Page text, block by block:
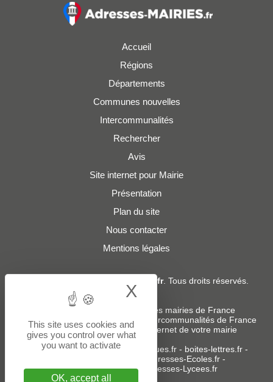
Accueil
Régions
Départements
Communes nouvelles
Intercommunalités
Rechercher
Avis
Site internet pour Mairie
Présentation
Plan du site
Nous contacter
Mentions légales
Adresses-Mairies.fr. Tous droits réservés.
Services :
Liste des adresses e-mails des mairies de France
Liste des adresses e-mails des intercommunalités de France
-Création ou refonte du site internet de votre mairie
Sites partenaires:donneespubliques.fr- boites-lettres.fr-
Adresses-Ecoles.fr -
Adresses-Colleges.fr- Adresses-Lycees.fr
This site uses cookies and
gives you control over what
you want to activate
OK, accept all
X